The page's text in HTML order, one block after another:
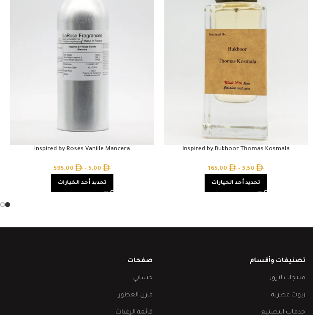
Inspired by Bukhoor Thomas Kosmala
3,50
–
165,00
تحديد أحد الخيارات
Inspired by Roses Vanille Mancera
5,00
–
595,00
تحديد أحد الخيارات
تصنيفات وأقسام
منتجات لاروز
زيوت عطرية
خدمات التصنيع
صفحات
حسابي
قارن العطور
قائمة الرغبات